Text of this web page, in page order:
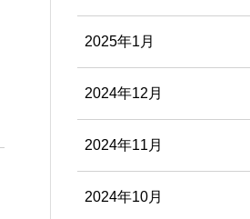
2025年1月
2024年12月
2024年11月
2024年10月